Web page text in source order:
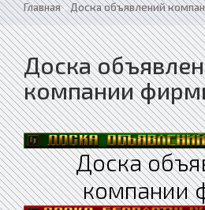
Главная»Доска объявлений
Доска
компании
Доска
компании